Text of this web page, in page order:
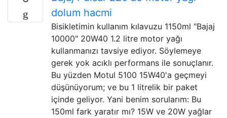
dolum hacmi
Bisikletimin kullanım kılavuzu 1150ml "Bajaj
10000" 20W40 1.2 litre motor yağı
kullanmanızı tavsiye ediyor. Söylemeye
gerek yok acıklı performans ile sonuçlanır.
Bu yüzden Motul 5100 15W40'a geçmeyi
düşünüyorum; ve bu 1 litrelik bir paket
içinde geliyor. Yani benim sorularım: Bu
150ml fark yaratır mı? 15W ve 20W yağlar